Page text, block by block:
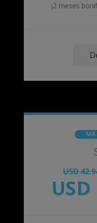
¡2 meses
USD
USD